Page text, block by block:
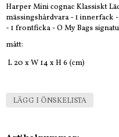
Harper Mini cognac Klassiskt
mässingshårdvara - 1 innerfack
- 1 frontficka - O My Bags
mått:
L 20 x W 14 x H 6 (cm)
LÄGG I ÖNSKELISTA